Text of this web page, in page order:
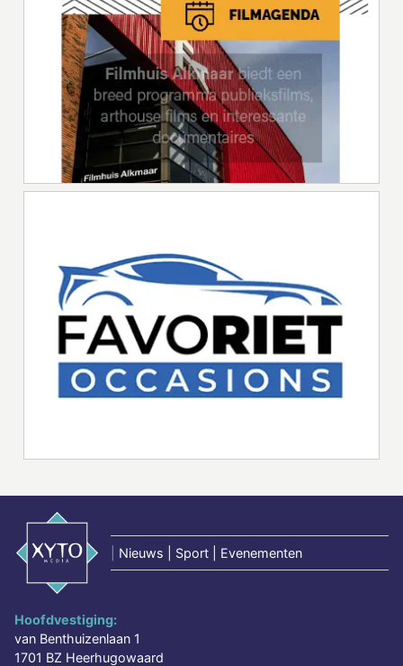
Nieuws | Sport | Evenementen
Hoofdvestiging:
van Benthuizenlaan 1
1701 BZ Heerhugowaard